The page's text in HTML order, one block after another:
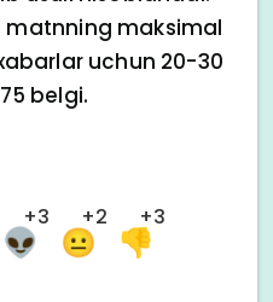
maksimal
uchun 20-30
belgi.
+3 +2 +3